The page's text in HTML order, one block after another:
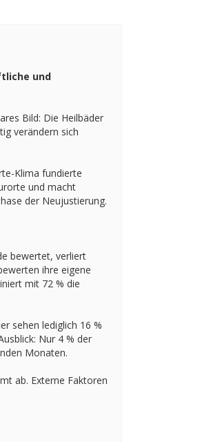
und
Bild: Die Heilbäder
verändern sich
Klima fundierte
und macht
der Neujustierung.
bewertet, verliert
ihre eigene
mit 72 % die
sehen lediglich 16 %
Nur 4 % der
Monaten.
ab. Externe Faktoren